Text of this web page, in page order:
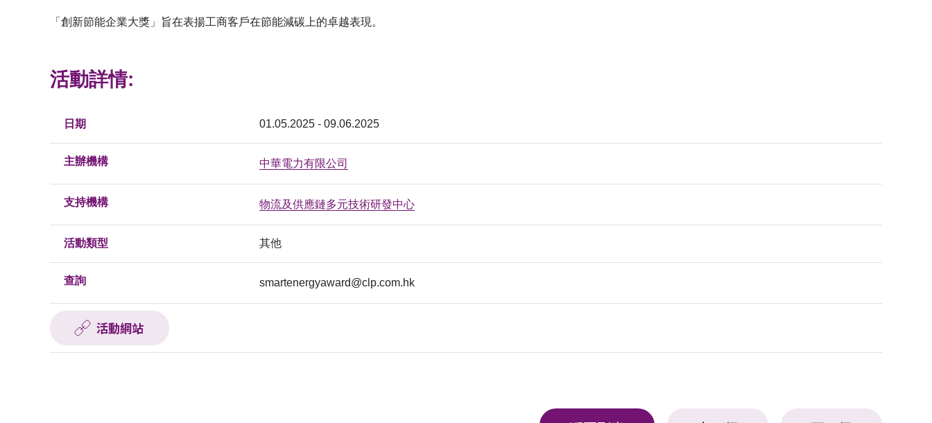
「創新節能企業大獎」旨在表揚工商客戶在節能減碳上的卓越表現。
活動詳情:
日期 01.05.2025 - 09.06.2025
主辦機構 中華電力有限公司
支持機構 物流及供應鏈多元技術研發中心
活動類型 其他
查詢 smartenergyaward@clp.com.hk
活動網站